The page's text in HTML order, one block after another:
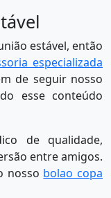
estável, então
especializada
de seguir nosso
esse conteúdo
de qualidade,
entre amigos.
nosso bolao copa